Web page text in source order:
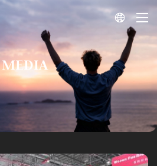

MEDIA